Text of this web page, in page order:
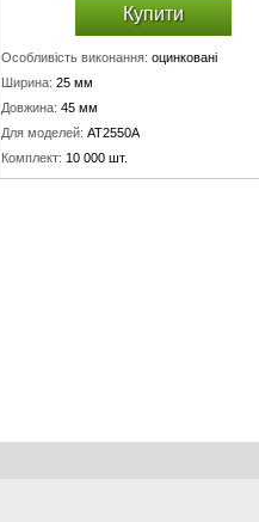
Купити
Особливість виконання: оцинковані
Ширина: 25 мм
Довжина: 45 мм
Для моделей: AT2550A
Комплект: 10 000 шт.